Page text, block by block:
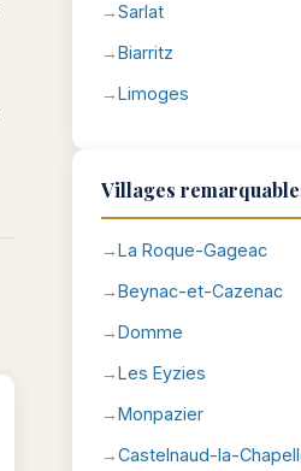
Sarlat
Biarritz
Limoges
Villages
La Roque-Gageac
Beynac-et-Cazenac
Domme
Les Eyzies
Monpazier
Castelnaud-la-